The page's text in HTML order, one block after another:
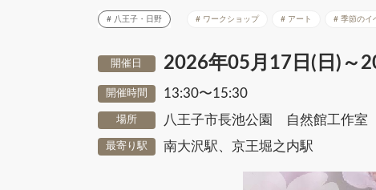
八王子・日野 ワークショップ アート 季節のイ
開催日 2026年05月17日(日)～
開催時間 13:30〜15:30
場所 八王子市長池公園 自然館工作室
最寄り駅 南大沢駅、京王堀之内駅